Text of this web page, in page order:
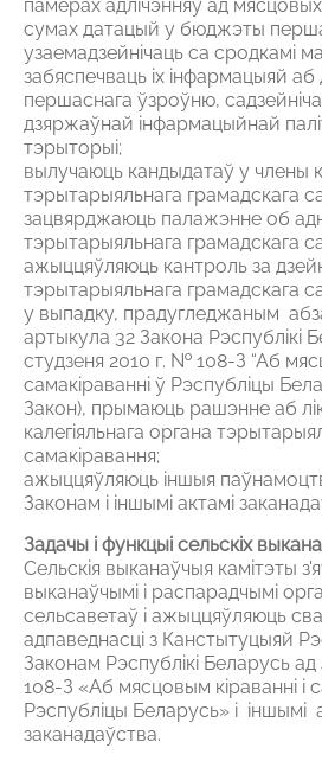
памерах адлічэнняў ад
сумах датацый у бюджэты
узаемадзейнічаць са сродкамі
забяспечваць іх інфармацыяй аб
першаснага ўзроўню,
дзяржаўнай інфармацыйнай
тэрыторыі;
вылучаюць кандыдатаў у члены
тэрытарыяльнага грамадскага
зацвярджаюць палажэнне об
тэрытарыяльнага грамадскага
ажыццяўляюць кантроль за
тэрытарыяльнага грамадскага
у выпадку, прадугледжаным
артыкула 32 Закона Рэспублікі
студзеня 2010 г. № 108-З “Аб
самакіраванні ў Рэспубліцы
Закон), прымаюць рашэнне аб
калегіяльнага органа
самакіравання;
ажыццяўляюць іншыя
Законам і іншымі актамі
Задачы і функцыі сельскіх
Сельскія выканаўчыя камітэты
выканаўчымі і распарадчымі
сельсаветаў і ажыццяўляюць
адпаведнасці з Канстытуцыяй
Законам Рэспублікі Беларусь
108-З «Аб мясцовым кіраванні і
Рэспубліцы Беларусь» і іншымі
заканадаўства.